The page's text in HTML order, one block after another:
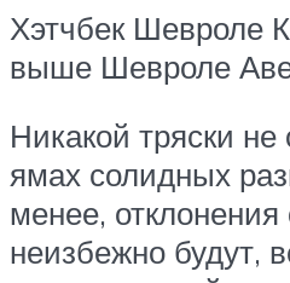
Хэтчбек Шевроле
выше Шевроле
Никакой тряски
ямах солидных
менее, отклонения
неизбежно будут,